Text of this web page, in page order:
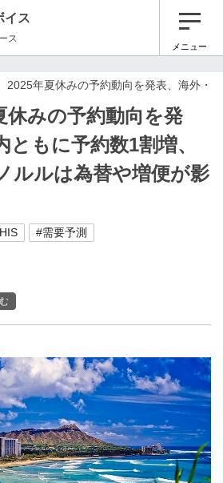
イス
ス
メニュー
2025年夏休みの予約動向を発表、海外・
休みの予約動向を発
ともに予約数1割増、
ルルは為替や増便が影
#需要予測